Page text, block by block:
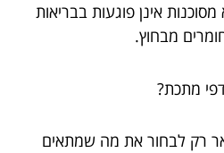
אינן פוגעות בבריאות
מבחוץ.
רק לבחור את מה שמתאים